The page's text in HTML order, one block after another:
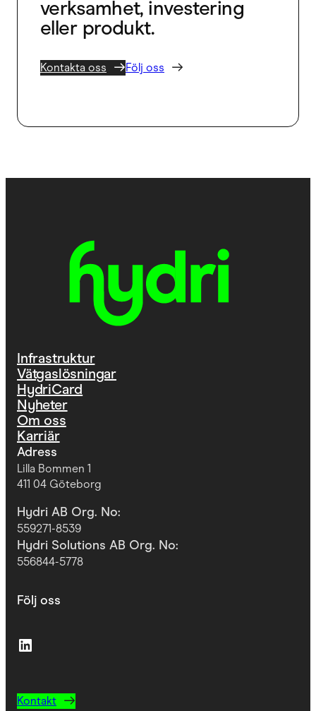
verksamhet, investering
eller produkt.
Kontakta oss Följ oss
Infrastruktur
Vätgaslösningar
HydriCard
Nyheter
Om oss
Karriär
Adress
Lilla Bommen 1
411 04 Göteborg
Hydri AB Org. No:
559271-8539
Hydri Solutions AB Org. No:
556844-5778
Följ oss
LinkedIn
Kontakt